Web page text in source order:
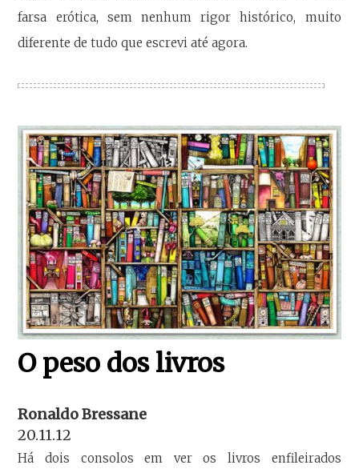
farsa erótica, sem nenhum rigor histórico, muito
diferente de tudo que escrevi até agora.
O peso dos livros
Ronaldo Bressane
20.11.12
Há dois consolos em ver os livros enfileirados